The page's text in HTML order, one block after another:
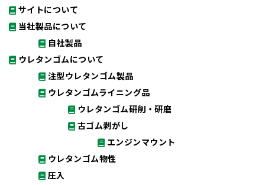
サイトについて
当社製品について
自社製品
ウレタンゴムについて
注型ウレタンゴム製品
ウレタンゴムライニング品
ウレタンゴム研削・研磨
古ゴム剥がし
エンジンマウント
ウレタンゴム物性
圧入